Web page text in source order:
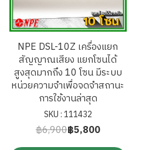
NPE DSL-10Z เครื่องแยก
สัญญาณเสียง แยกโซนได้
สูงสุดมากถึง 10 โซน มีระบบ
หน่วยความจําเพื่อจดจำสถานะ
การใช้งานล่าสุด
SKU : 111432
฿6,900฿5,800